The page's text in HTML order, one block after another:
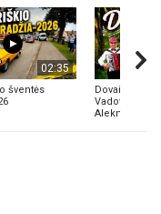
02:35
šventės
Dovainonių
Vadovas
Aleknavičius